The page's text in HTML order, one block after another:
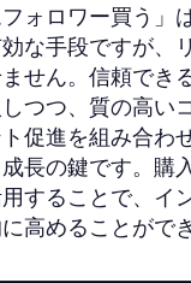
ォロワー買う」
な手段ですが、
せん。信頼でき
つつ、質の高い
促進を組み合わ
長の鍵です。購
することで、イ
高めることがで